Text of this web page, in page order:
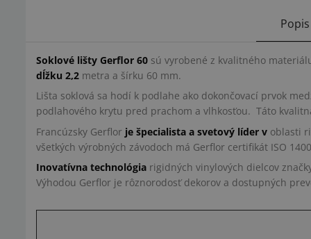
Popis
Soklové lišty Gerflor 60 sú vyrobené z kvalitného
dĺžku 2,2 metra a šírku 60 mm.
Lišta soklová sa hodí k podlahe ako dokončovací prvok
podlahového krytu pred prachom a vlhkosťou. Táto
Francúzsky Gerflor je špecialista a svetový líder v oblasti
všetkých výrobných závodoch má Gerflor certifikát ISO
Inovatívna technológia rigidných vinylových dielcov
Výhodou Gerflor je rôznorodosť dekorov a dostupných